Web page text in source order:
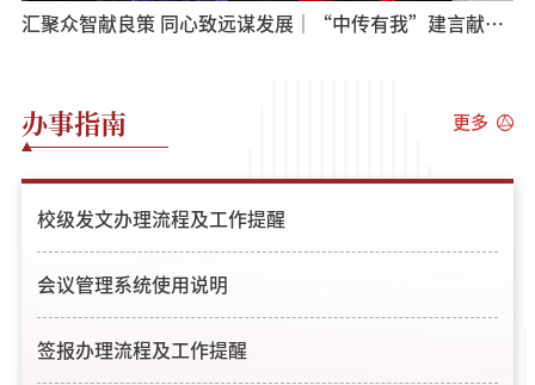
汇聚众智献良策 同心致远谋发展｜“中传有我”建言献策平台师生座谈会顺利召开
办事指南 更多
校级发文办理流程及工作提醒
会议管理系统使用说明
签报办理流程及工作提醒